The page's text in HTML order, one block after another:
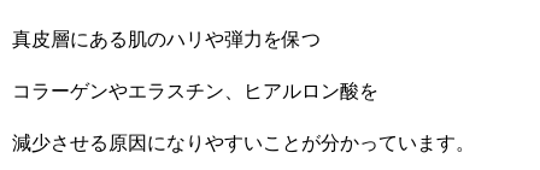
真皮層にある肌のハリや弾力を保つ
コラーゲンやエラスチン、ヒアルロン酸を
減少させる原因になりやすいことが分かっています。